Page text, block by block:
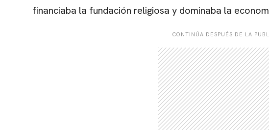
financiaba la fundación religiosa y dominaba la
CONTINÚA DESPUÉS DE LA